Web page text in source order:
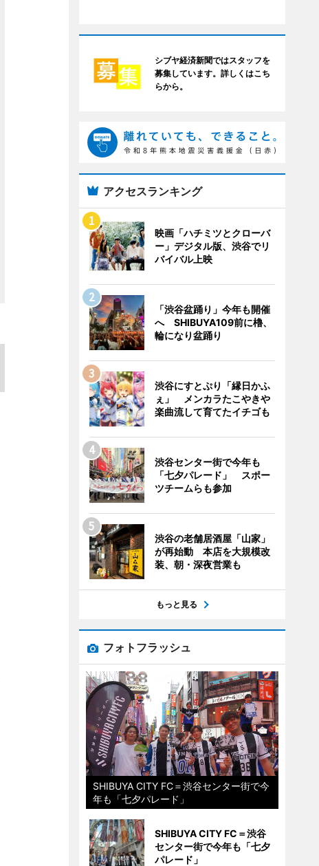
シブヤ経済新聞ではスタッフを
募集しています。詳しくはこち
らから。
アクセスランキング
映画「ハチミツとクローバ
ー」デジタル版、渋谷でリ
バイバル上映
「渋谷盆踊り」今年も開催
へ SHIBUYA109前に櫓、
輪になり盆踊り
渋谷にすとぷり「縁日かふ
ぇ」 メンカラたこやきや
楽曲流して育てたイチゴも
渋谷センター街で今年も
「七夕パレード」 スポー
ツチームらも参加
渋谷の老舗居酒屋「山家」
が再始動 本店を大規模改
装、朝・深夜営業も
もっと見る
フォトフラッシュ
SHIBUYA CITY FC＝渋谷センター街で今
年も「七夕パレード」
SHIBUYA CITY FC＝渋谷
センター街で今年も「七夕
パレード」